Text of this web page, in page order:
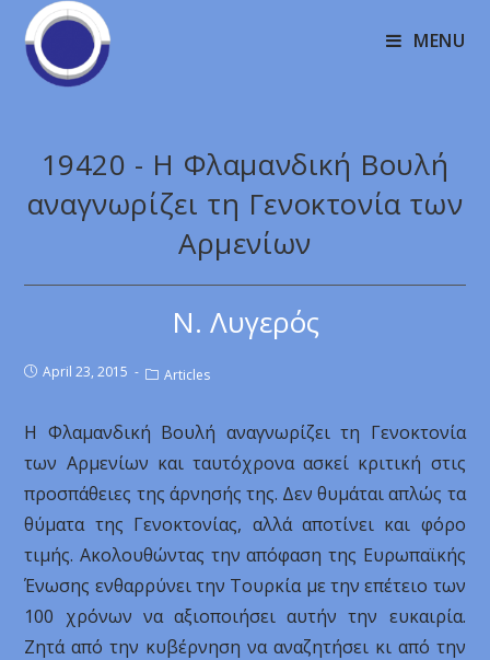
MENU
19420 - Η Φλαμανδική Βουλή
αναγνωρίζει τη Γενοκτονία των
Αρμενίων
Ν. Λυγερός
April 23, 2015 Articles
Η Φλαμανδική Βουλή αναγνωρίζει τη Γενοκτονία
των Αρμενίων και ταυτόχρονα ασκεί κριτική στις
προσπάθειες της άρνησής της. Δεν θυμάται απλώς τα
θύματα της Γενοκτονίας, αλλά αποτίνει και φόρο
τιμής. Ακολουθώντας την απόφαση της Ευρωπαϊκής
Ένωσης ενθαρρύνει την Τουρκία με την επέτειο των
100 χρόνων να αξιοποιήσει αυτήν την ευκαιρία.
Ζητά από την κυβέρνηση να αναζητήσει κι από την